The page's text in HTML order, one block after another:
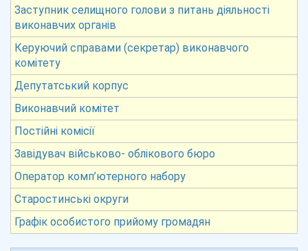
Заступник селищного голови з питань діяльності
виконавчих органів
Керуючий справами (секретар) виконавчого
комітету
Депутатський корпус
Виконавчий комітет
Постійні комісії
Завідувач військово- облікового бюро
Оператор комп’ютерного набору
Старостинські округи
Графік особистого прийому громадян